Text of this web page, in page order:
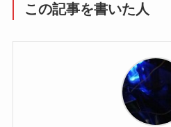
この記事を書いた人